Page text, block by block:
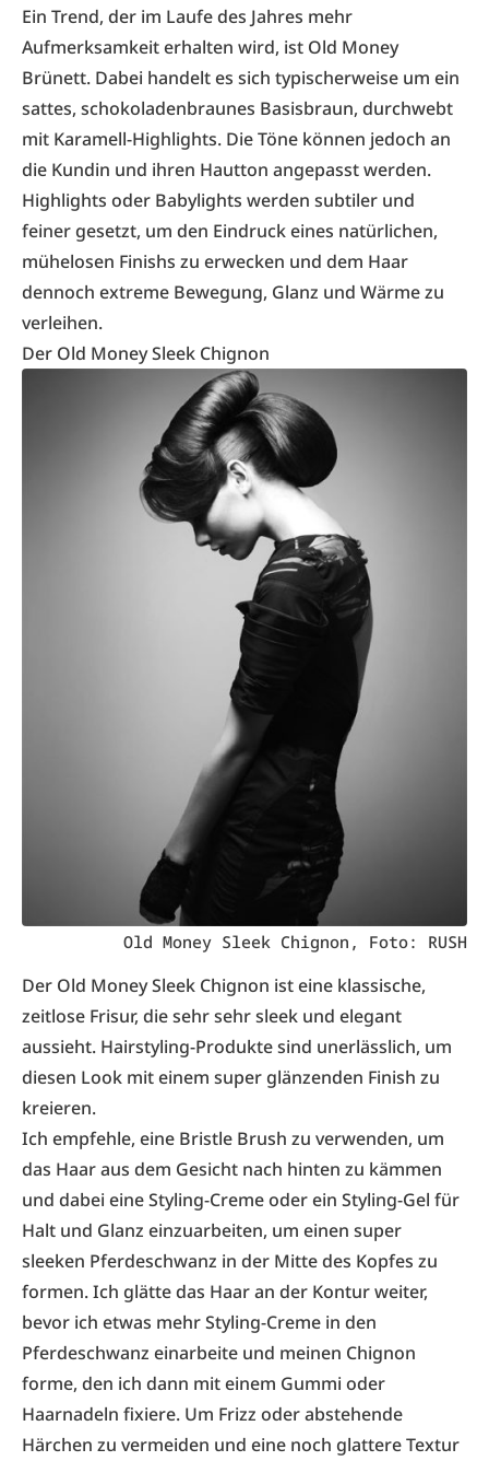
Ein Trend, der im Laufe des Jahres mehr
Aufmerksamkeit erhalten wird, ist Old Money
Brünett. Dabei handelt es sich typischerweise um ein
sattes, schokoladenbraunes Basisbraun, durchwebt
mit Karamell-Highlights. Die Töne können jedoch an
die Kundin und ihren Hautton angepasst werden.
Highlights oder Babylights werden subtiler und
feiner gesetzt, um den Eindruck eines natürlichen,
mühelosen Finishs zu erwecken und dem Haar
dennoch extreme Bewegung, Glanz und Wärme zu
verleihen.
Der Old Money Sleek Chignon
Old Money Sleek Chignon, Foto: RUSH
Der Old Money Sleek Chignon ist eine klassische,
zeitlose Frisur, die sehr sehr sleek und elegant
aussieht. Hairstyling-Produkte sind unerlässlich, um
diesen Look mit einem super glänzenden Finish zu
kreieren.
Ich empfehle, eine Bristle Brush zu verwenden, um
das Haar aus dem Gesicht nach hinten zu kämmen
und dabei eine Styling-Creme oder ein Styling-Gel für
Halt und Glanz einzuarbeiten, um einen super
sleeken Pferdeschwanz in der Mitte des Kopfes zu
formen. Ich glätte das Haar an der Kontur weiter,
bevor ich etwas mehr Styling-Creme in den
Pferdeschwanz einarbeite und meinen Chignon
forme, den ich dann mit einem Gummi oder
Haarnadeln fixiere. Um Frizz oder abstehende
Härchen zu vermeiden und eine noch glattere Textur